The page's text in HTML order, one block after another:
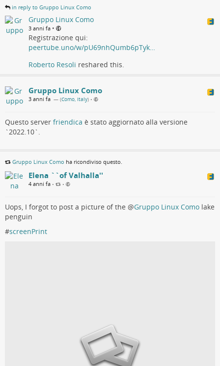
in reply to Gruppo Linux Como
Gruppo Linux Como
3 anni fa •
Registrazione qui:
peertube.uno/w/pU69nhQumb6pTyk…
Roberto Resoli reshared this.
Gruppo Linux Como
3 anni fa — (Como, Italy) •
Questo server friendica è stato aggiornato alla versione
`2022.10`.
Gruppo Linux Como ha ricondiviso questo.
Elena ``of Valhalla''
4 anni fa • •
Uops, I forgot to post a picture of the @Gruppo Linux Como lake
penguin
#screenPrint